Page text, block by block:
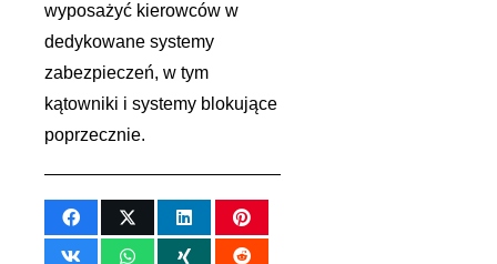
wyposażyć kierowców w
dedykowane systemy
zabezpieczeń, w tym
kątowniki i systemy blokujące
poprzecznie.